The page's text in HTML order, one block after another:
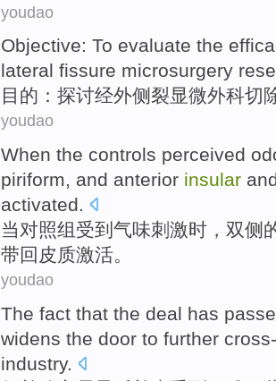
youdao
Objective: To evaluate the
lateral fissure microsurgery
目的 ： 探讨经外侧 裂显微外科切
youdao
When the controls perceived
piriform, and anterior insular
activated.
当对照组受到 气味刺激时， 双侧
带回 皮质激活。
youdao
The fact that the deal has
widens the door to further
industry.